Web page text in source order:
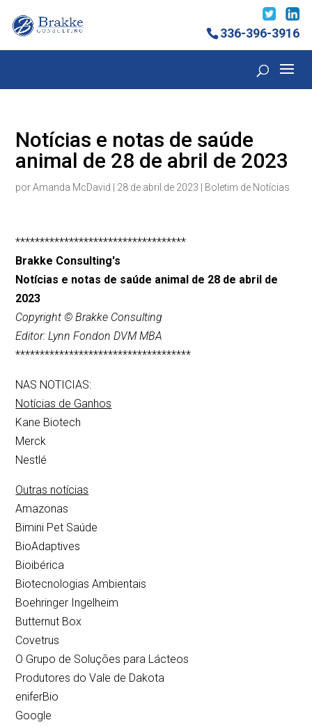
336-396-3916
Notícias e notas de saúde
animal de 28 de abril de 2023
porAmanda McDavid 28 de abril de 2023 Boletim de Notícias
***********************************
Brakke Consulting's
Notícias e notas de saúde animal de 28 de abril de
2023
Copyright © Brakke Consulting
Editor: Lynn Fondon DVM MBA
************************************
NAS NOTICIAS:
Notícias de Ganhos
Kane Biotech
Merck
Nestlé
Outras notícias
Amazonas
Bimini Pet Saúde
BioAdaptives
Bioibérica
Biotecnologias Ambientais
Boehringer Ingelheim
Butternut Box
Covetrus
O Grupo de Soluções para Lácteos
Produtores do Vale de Dakota
eniferBio
Google